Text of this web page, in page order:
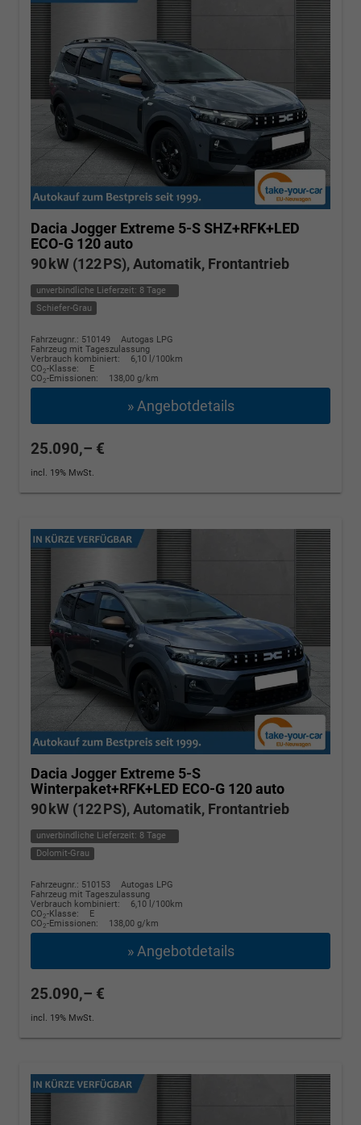
Dacia Jogger Extreme 5-S SHZ+RFK+LED
ECO-G 120 auto
90 kW (122 PS), Automatik, Frontantrieb
unverbindliche Lieferzeit: 8 Tage
Schiefer-Grau
Fahrzeugnr.: 510149
Autogas LPG
Fahrzeug mit Tageszulassung
Verbrauch kombiniert:
6,10 l/100km
CO2-Klasse:
E
CO2-Emissionen: 138,00 g/km
» Angebotdetails
25.090,– €
incl. 19% MwSt.
Dacia Jogger Extreme 5-S
Winterpaket+RFK+LED ECO-G 120 auto
90 kW (122 PS), Automatik, Frontantrieb
unverbindliche Lieferzeit: 8 Tage
Dolomit-Grau
Fahrzeugnr.: 510153
Autogas LPG
Fahrzeug mit Tageszulassung
Verbrauch kombiniert:
6,10 l/100km
CO2-Klasse:
E
CO2-Emissionen: 138,00 g/km
» Angebotdetails
25.090,– €
incl. 19% MwSt.